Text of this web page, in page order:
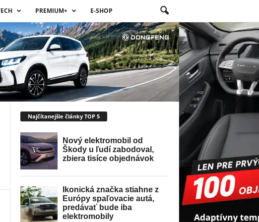
PREMIUM+ E-SHOP
Najčítanejšie články TOP 5